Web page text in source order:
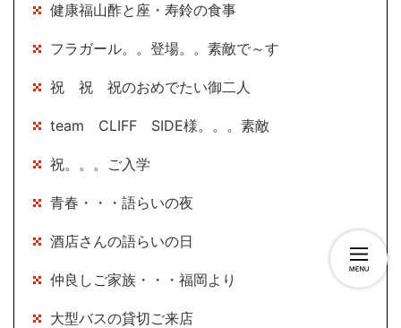
健康福山酢と座・寿鈴の食事
フラガール。。登場。。素敵で～す
祝 祝 祝のおめでたい御二人
team CLIFF SIDE様。。。素敵
祝。。。ご入学
青春・・・語らいの夜
酒店さんの語らいの日
仲良しご家族・・・福岡より
大型バスの貸切ご来店